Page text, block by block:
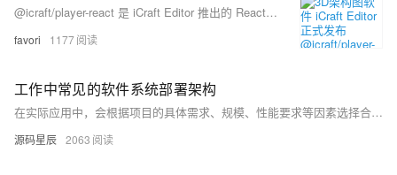
@icraft/player-react 是 iCraft Editor 推出的 React 组件库，旨在简化3D数字孪生场景的前端集成。它支持零配置快速接入、自定义插件、丰富的事件和方法、动画控制及实时数据接入，帮助开发者轻松实现3D场景与React项目的无缝融合。
favori 1177
工作中常见的软件系统部署架构
在实际应用中，会根据项目的具体需求、规模、性能要求等因素选择合适的部署架构，或者综合使用多种架构模式来构建稳定、高效、可扩展的系统。
源码星辰 2063